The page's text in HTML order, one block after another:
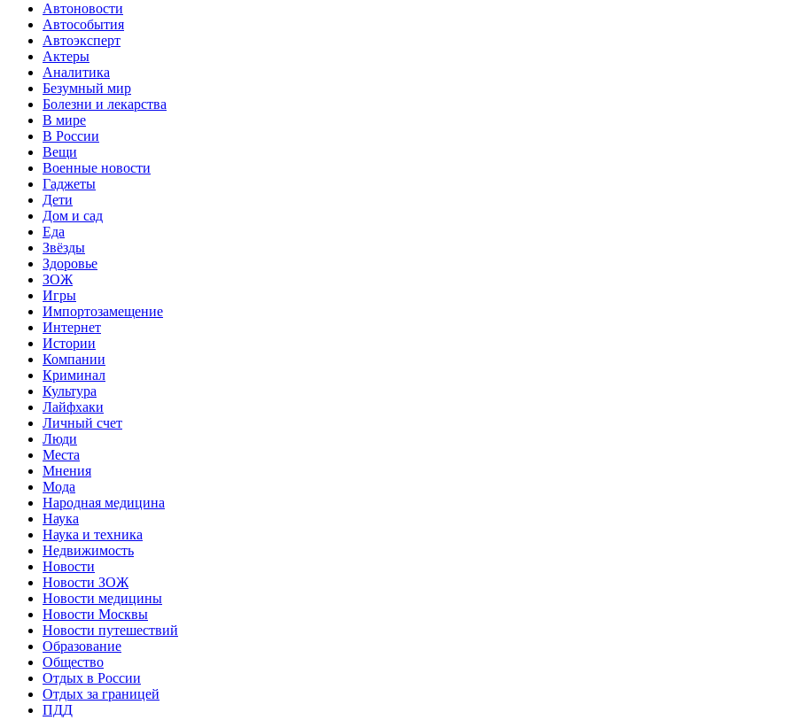
Автоновости
Автособытия
Автоэксперт
Актеры
Аналитика
Безумный мир
Болезни и лекарства
В мире
В России
Вещи
Военные новости
Гаджеты
Дети
Дом и сад
Еда
Звёзды
Здоровье
ЗОЖ
Игры
Импортозамещение
Интернет
Истории
Компании
Криминал
Культура
Лайфхаки
Личный счет
Люди
Места
Мнения
Мода
Народная медицина
Наука
Наука и техника
Недвижимость
Новости
Новости ЗОЖ
Новости медицины
Новости Москвы
Новости путешествий
Образование
Общество
Отдых в России
Отдых за границей
ПДД